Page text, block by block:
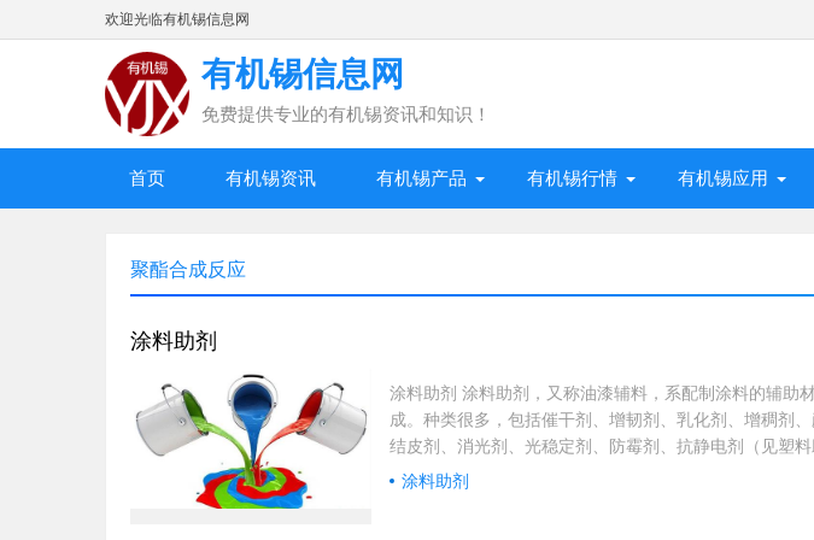
欢迎光临有机锡信息网
有机锡信息网
免费提供专业的有机锡资讯和知识！
首页 有机锡资讯 有机锡产品 有机锡行情 有机锡应用
聚酯合成反应
涂料助剂
涂料助剂 涂料助剂，又称油漆辅料，系配制涂料的辅助
成。种类很多，包括催干剂、增韧剂、乳化剂、增稠剂
结皮剂、消光剂、光稳定剂、防霉剂、抗静电剂（见塑
和增韧剂。当前，涂料助剂的研究，以用于水乳胶漆的
涂料助剂